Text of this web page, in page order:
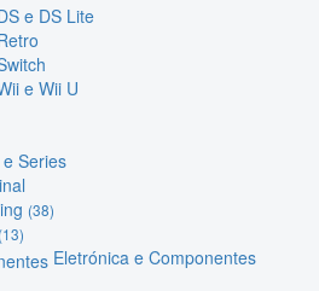
e DS Lite
e Wii U
Series
(38)
(13)
Eletrónica e Componentes